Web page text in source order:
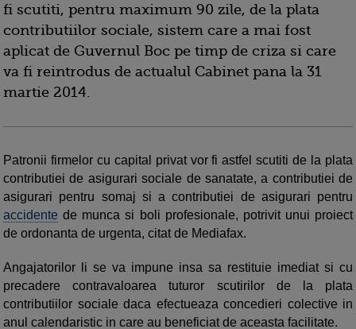
fi scutiti, pentru maximum 90 zile, de la plata
contributiilor sociale, sistem care a mai fost
aplicat de Guvernul Boc pe timp de criza si care
va fi reintrodus de actualul Cabinet pana la 31
martie 2014.
Patronii firmelor cu capital privat vor fi astfel scutiti de la plata
contributiei de asigurari sociale de sanatate, a contributiei de
asigurari pentru somaj si a contributiei de asigurari pentru
accidente de munca si boli profesionale, potrivit unui proiect
de ordonanta de urgenta, citat de Mediafax.
Angajatorilor li se va impune insa sa restituie imediat si cu
precadere contravaloarea tuturor scutirilor de la plata
contributiilor sociale daca efectueaza concedieri colective in
anul calendaristic in care au beneficiat de aceasta facilitate.